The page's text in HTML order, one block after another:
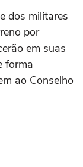
dos militares
por
em suas
forma
ao Conselho